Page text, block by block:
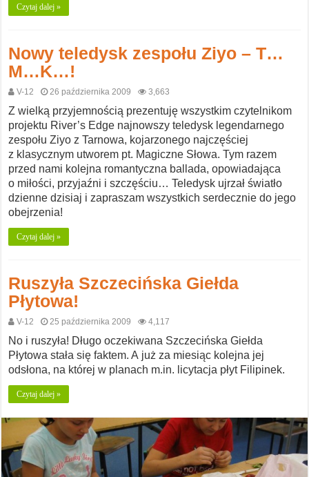
Czytaj dalej »
Nowy teledysk zespołu Ziyo – T…
M…K…!
V-12 26 października 2009 3,663
Z wielką przyjemnością prezentuję wszystkim czytelnikom
projektu River’s Edge najnowszy teledysk legendarnego
zespołu Ziyo z Tarnowa, kojarzonego najczęściej
z klasycznym utworem pt. Magiczne Słowa. Tym razem
przed nami kolejna romantyczna ballada, opowiadająca
o miłości, przyjaźni i szczęściu… Teledysk ujrzał światło
dzienne dzisiaj i zapraszam wszystkich serdecznie do jego
obejrzenia!
Czytaj dalej »
Ruszyła Szczecińska Giełda
Płytowa!
V-12 25 października 2009 4,117
No i ruszyła! Długo oczekiwana Szczecińska Giełda
Płytowa stała się faktem. A już za miesiąc kolejna jej
odsłona, na której w planach m.in. licytacja płyt Filipinek.
Czytaj dalej »